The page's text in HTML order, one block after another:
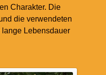
Charakter. Die
die verwendeten
Lebensdauer